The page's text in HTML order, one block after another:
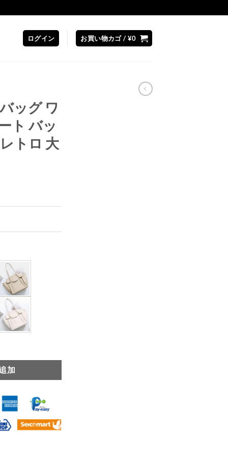
ログイン お買い物カゴ / ¥0
ッグ ワ
ト バッ
トロ 大
加